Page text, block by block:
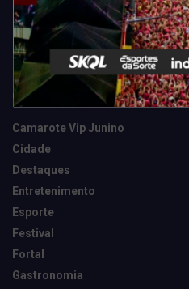
Categorias
Camarote Vip Junino
Cidade
Destaques
Entretenimento
Esporte
Festival
Fortal
Gastronomia